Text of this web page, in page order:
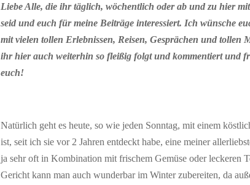
Liebe Alle, die ihr täglich, wöchentlich oder ab und zu hier
seid und euch für meine Beiträge interessiert. Ich wünsche
mit vielen tollen Erlebnissen, Reisen, Gesprächen und tollen
ihr hier auch weiterhin so fleißig folgt und kommentiert und
euch!
Natürlich geht es heute, so wie jeden Sonntag, mit einem
ist, seit ich sie vor 2 Jahren entdeckt habe, eine meiner
ja sehr oft in Kombination mit frischem Gemüse oder leckeren
Gericht kann man auch wunderbar im Winter zubereiten, da